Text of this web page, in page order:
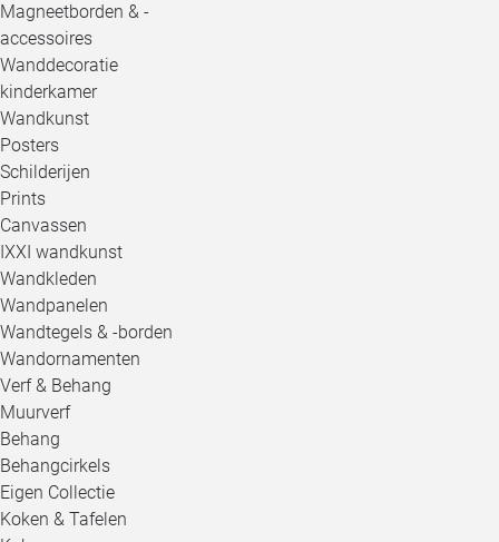
Magneetborden & -
accessoires
Wanddecoratie
kinderkamer
Wandkunst
Posters
Schilderijen
Prints
Canvassen
IXXI wandkunst
Wandkleden
Wandpanelen
Wandtegels & -borden
Wandornamenten
Verf & Behang
Muurverf
Behang
Behangcirkels
Eigen Collectie
Koken & Tafelen